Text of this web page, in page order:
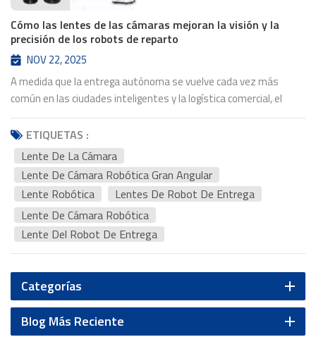
Cómo las lentes de las cámaras mejoran la visión y la
precisión de los robots de reparto
NOV 22, 2025
A medida que la entrega autónoma se vuelve cada vez más
común en las ciudades inteligentes y la logística comercial, el
robot de reparto se está transformando rápidamente de una
idea novedosa a una parte confiable de la vida cotidiana. Detrás
de la capacidad de cada robot para recorrer las calles, evitar
obstáculos y entregar paquetes de forma segura se encuentra
un componente crítico: el lente de la cámara. Una alta calidad
lente del robot de entrega Es esencial para crear un sistema
visual estable e inteligente. Desde la cobertura gran angular
hasta la durabilidad ambiental, el rendimiento de la lente define
la precisión con la que un robot comprende su entorno. Visión
operan en entornos diversos e impredecibles: aceras, almacenes,
centros comerciales o zonas residenciales. lente de cámara
robótica gran angular Proporciona a los robots el campo de visión
ETIQUETAS :
Lente De La Cámara
Lente De Cámara Robótica Gran Angular
Lente Robótica
Lentes De Robot De Entrega
Lente De Cámara Robótica
Lente Del Robot De Entrega
Categorías
Blog Más Reciente